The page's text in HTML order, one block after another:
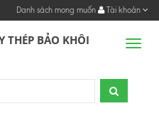
Danh sách mong muốn Tài khoản
THÉP BẢO KHÔI